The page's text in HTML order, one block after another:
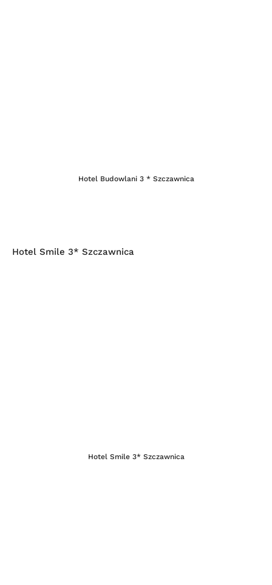
Hotel Budowlani 3 * Szczawnica
Hotel Smile 3* Szczawnica
Hotel Smile 3* Szczawnica